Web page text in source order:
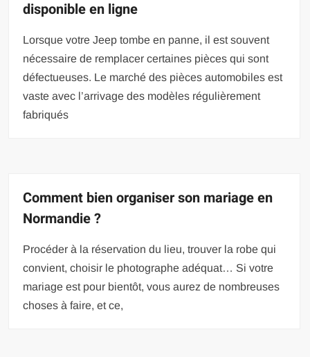
disponible en ligne
Lorsque votre Jeep tombe en panne, il est souvent
nécessaire de remplacer certaines pièces qui sont
défectueuses. Le marché des pièces automobiles est
vaste avec l’arrivage des modèles régulièrement
fabriqués
Comment bien organiser son mariage en
Normandie ?
Procéder à la réservation du lieu, trouver la robe qui
convient, choisir le photographe adéquat… Si votre
mariage est pour bientôt, vous aurez de nombreuses
choses à faire, et ce,